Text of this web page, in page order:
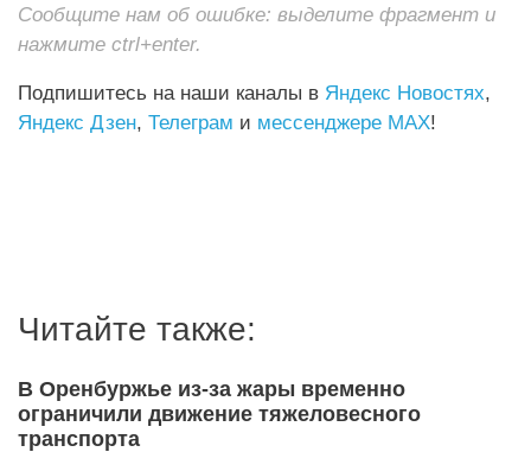
Сообщите нам об ошибке: выделите фрагмент и
нажмите ctrl+enter.
Подпишитесь на наши каналы в Яндекс Новостях,
Яндекс Дзен, Телеграм и мессенджере MAX!
Читайте также:
В Оренбуржье из-за жары временно
ограничили движение тяжеловесного
транспорта